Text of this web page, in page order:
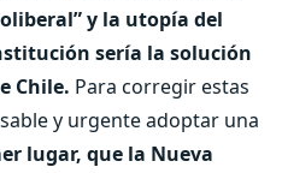
y la utopía del
sería la solución
Chile. Para corregir estas
y urgente adoptar una
lugar, que la Nueva